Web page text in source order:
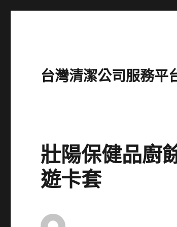
台灣清潔公司服務平
壯陽保健品廚
遊卡套